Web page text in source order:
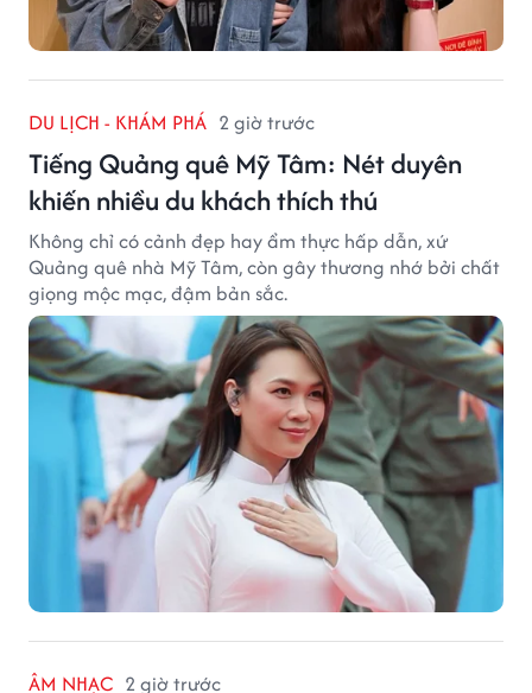
DU LỊCH - KHÁM PHÁ 2 giờ trước
Tiếng Quảng quê Mỹ Tâm: Nét duyên
khiến nhiều du khách thích thú
Không chỉ có cảnh đẹp hay ẩm thực hấp dẫn, xứ
Quảng quê nhà Mỹ Tâm, còn gây thương nhớ bởi chất
giọng mộc mạc, đậm bản sắc.
ÂM NHẠC 2 giờ trước